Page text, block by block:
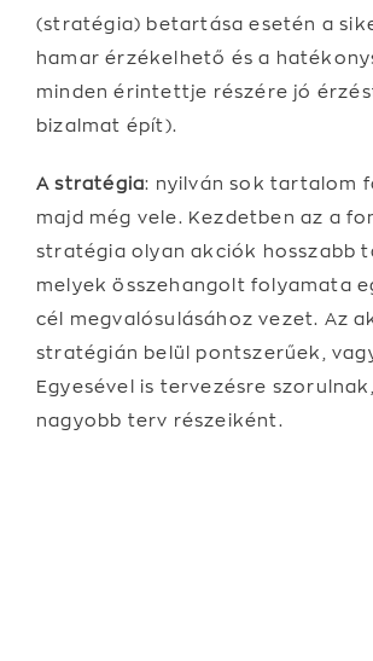
(stratégia) betartása esetén a
hamar érzékelhető és a
minden érintettje részére jó
bizalmat épít).
A stratégia: nyilván sok tartalom
majd még vele. Kezdetben az a
stratégia olyan akciók hosszabb
melyek összehangolt folyamata
cél megvalósulásához vezet. Az
stratégián belül pontszerűek,
Egyesével is tervezésre
nagyobb terv részeiként.